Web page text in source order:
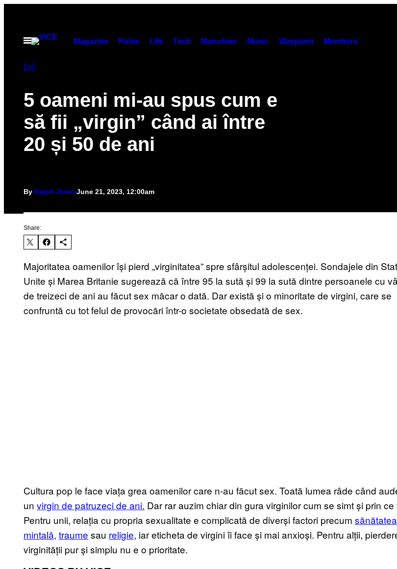
contentOpen
Magazine Pulse Life Tech Munchies Music Waypoint Members
Σεξ
5 oameni mi-au spus cum e
să fii „virgin” când ai între
20 și 50 de ani
By Ralph JonesJune 21, 2023, 12:00am
Share:
Majoritatea oamenilor își pierd „virginitatea” spre sfârșitul adolescenței. Sondajele din
Unite și Marea Britanie sugerează că între 95 la sută și 99 la sută dintre persoanele cu
de treizeci de ani au făcut sex măcar o dată. Dar există și o minoritate de virgini, care se
confruntă cu tot felul de provocări într-o societate obsedată de sex.
Cultura pop le face viața grea oamenilor care n-au făcut sex. Toată lumea râde când
un virgin de patruzeci de ani. Dar rar auzim chiar din gura virginilor cum se simt și prin ce
Pentru unii, relația cu propria sexualitate e complicată de diverși factori precum sănătatea
mintală, traume sau religie, iar eticheta de virgini îi face și mai anxioși. Pentru alții,
virginității pur și simplu nu e o prioritate.